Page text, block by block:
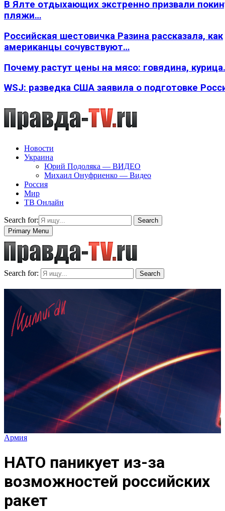
В Ялте отдыхающих экстренно призвали
пляжи…
Российская шестовичка Разина рассказала, как
американцы сочувствуют…
Почему растут цены на мясо: говядина,
WSJ: разведка США заявила о подготовке
Новости
Украина
Юрий Подоляка — ВИДЕО
Михаил Онуфриенко — Видео
Россия
Мир
ТВ Онлайн
Search for:
Search
Primary Menu
Search for: Search
Армия
НАТО паникует из-за
возможностей российских
ракет